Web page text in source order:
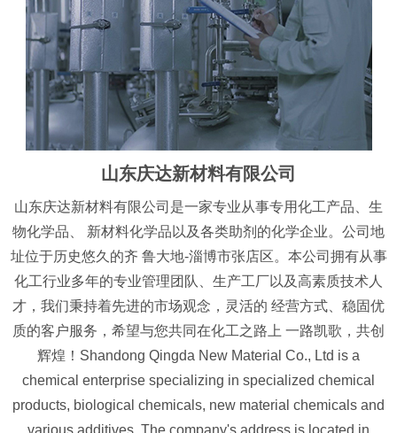
山东庆达新材料有限公司
山东庆达新材料有限公司是一家专业从事专用化工产品、生
物化学品、 新材料化学品以及各类助剂的化学企业。公司地
址位于历史悠久的齐 鲁大地-淄博市张店区。本公司拥有从事
化工行业多年的专业管理团队、生产工厂以及高素质技术人
才，我们秉持着先进的市场观念，灵活的 经营方式、稳固优
质的客户服务，希望与您共同在化工之路上 一路凯歌，共创
辉煌！Shandong Qingda New Material Co., Ltd is a
chemical enterprise specializing in specialized chemical
products, biological chemicals, new material chemicals and